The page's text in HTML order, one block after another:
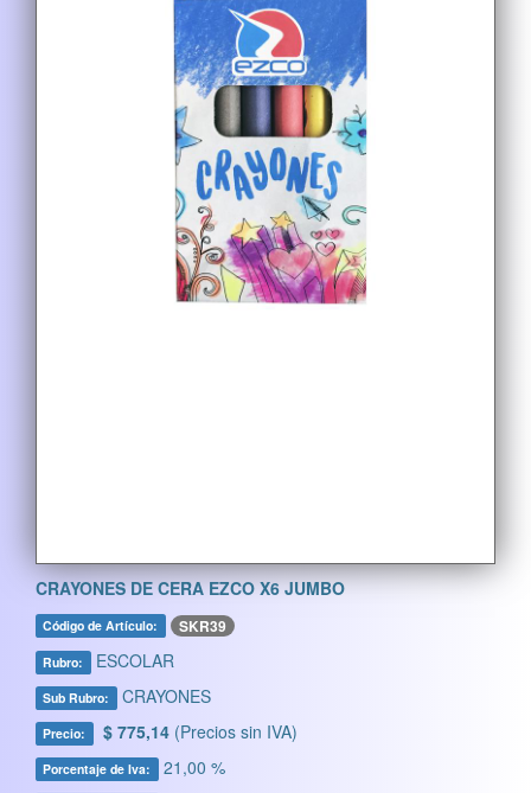
CRAYONES DE CERA EZCO X6 JUMBO
Código de Artículo: SKR39
Rubro: ESCOLAR
Sub Rubro: CRAYONES
Precio: $ 775,14 (Precios sin IVA)
Porcentaje de Iva: 21,00 %